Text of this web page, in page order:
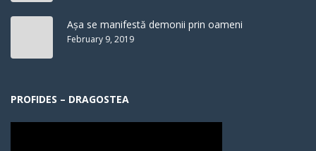
Așa se manifestă demonii prin oameni
February 9, 2019
PROFIDES – DRAGOSTEA